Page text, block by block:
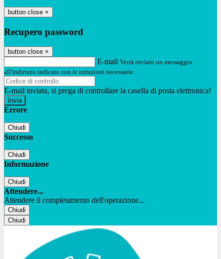
button close ×
Recupero password
button close ×
E-mail Verrà inviato un messaggio
all'indirizzo indicato con le istruzioni necessarie.
E-mail inviata, si prega di controllare la casella di posta elettronica!
Errore
Chiudi
Successo
Chiudi
Informazione
Chiudi
Attendere...
Attendere il completamento dell'operazione...
Chiudi
Chiudi